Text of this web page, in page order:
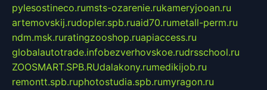
pylesostineco.rumsts-ozarenie.rukameryjooan.ru
artemovskij.rudopler.spb.ruaid70.rumetall-perm.ru
ndm.msk.ruratingzooshop.ruapiaccess.ru
globalautotrade.infobezverhovskoe.rudrsschool.ru
ZOOSMART.SPB.RUdalakony.rumedikijob.ru
remontt.spb.ruphotostudia.spb.rumyragon.ru